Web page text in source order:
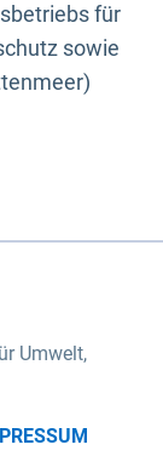
für
sowie
Umwelt,